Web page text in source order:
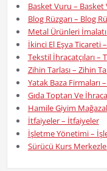
Basket Vuru – Basket
Blog Rüzgarı – Blog
Metal Ürünleri
İkinci El Eşya Ticareti
Tekstil İhracatçıları –
Zihin Tarlası – Zihin
Yatak Baza Firmaları
Gıda Toptan Ve
Hamile Giyim
İtfaiyeler – İtfaiyeler
İşletme Yönetimi –
Sürücü Kurs